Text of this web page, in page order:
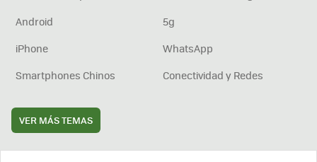
Android
5g
iPhone
WhatsApp
Smartphones Chinos
Conectividad y Redes
VER MÁS TEMAS